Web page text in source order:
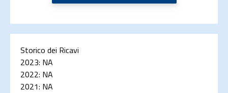
Storico dei Ricavi
2023: NA
2022: NA
2021: NA